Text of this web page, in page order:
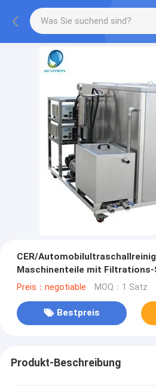
CER/
Maschinenteile mit
Preis：negotiable MOQ：1 Satz
Bestpreis
Produkt-Beschreibung